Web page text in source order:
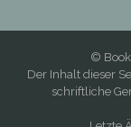
©
Der Inhalt dieser
schriftliche